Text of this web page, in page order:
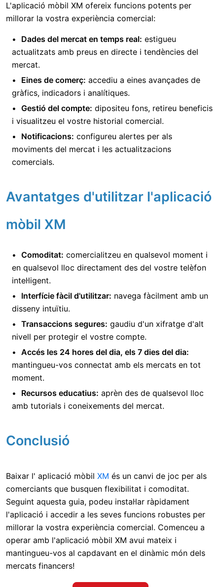
L'aplicació mòbil XM ofereix funcions potents per
millorar la vostra experiència comercial:
Dades del mercat en temps real: estigueu
actualitzats amb preus en directe i tendències del
mercat.
Eines de comerç: accediu a eines avançades de
gràfics, indicadors i analítiques.
Gestió del compte: dipositeu fons, retireu beneficis
i visualitzeu el vostre historial comercial.
Notificacions: configureu alertes per als
moviments del mercat i les actualitzacions
comercials.
Avantatges d'utilitzar l'aplicació
mòbil XM
Comoditat: comercialitzeu en qualsevol moment i
en qualsevol lloc directament des del vostre telèfon
intel·ligent.
Interfície fàcil d'utilitzar: navega fàcilment amb un
disseny intuïtiu.
Transaccions segures: gaudiu d'un xifratge d'alt
nivell per protegir el vostre compte.
Accés les 24 hores del dia, els 7 dies del dia:
mantingueu-vos connectat amb els mercats en tot
moment.
Recursos educatius: aprèn des de qualsevol lloc
amb tutorials i coneixements del mercat.
Conclusió
Baixar l' aplicació mòbil XM és un canvi de joc per als
comerciants que busquen flexibilitat i comoditat.
Seguint aquesta guia, podeu instal·lar ràpidament
l'aplicació i accedir a les seves funcions robustes per
millorar la vostra experiència comercial. Comenceu a
operar amb l'aplicació mòbil XM avui mateix i
mantingueu-vos al capdavant en el dinàmic món dels
mercats financers!